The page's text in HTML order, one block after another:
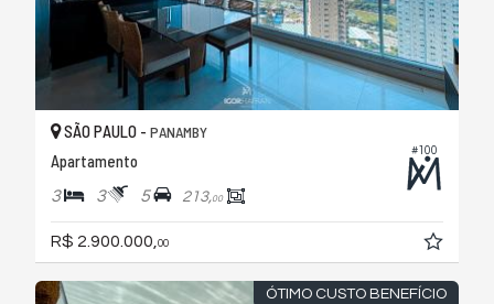
#100
SÃO PAULO - PANAMBY
Apartamento
3 3 5 213,00
R$ 2.900.000, 00
ÓTIMO CUSTO BENEFÍCIO